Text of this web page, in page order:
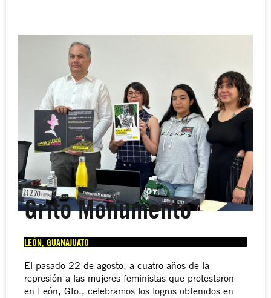
Grito Monumento
LEÓN, GUANAJUATO
El pasado 22 de agosto, a cuatro años de la
represión a las mujeres feministas que protestaron
en León, Gto., celebramos los logros obtenidos en